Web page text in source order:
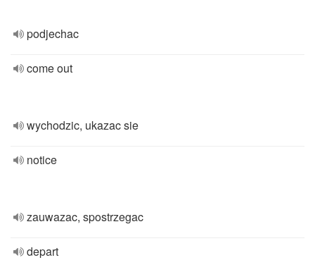
podjechac
come out
wychodzic, ukazac sie
notice
zauwazac, spostrzegac
depart